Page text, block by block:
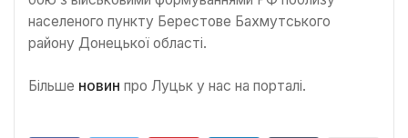
населеного пункту Берестове Бахмутського
району Донецької області.
Більше новин про Луцьк у нас на порталі.